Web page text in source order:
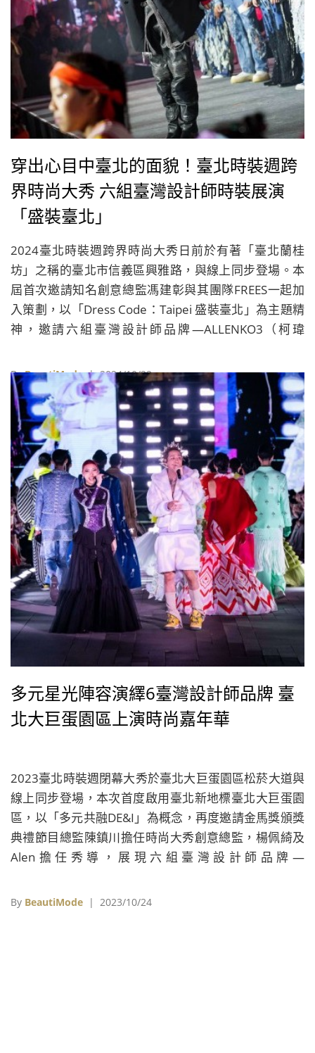
穿出心目中臺北的面貌！臺北時裝週跨
界時尚大秀 六組臺灣設計師時裝展演
「盛裝臺北」
2024臺北時裝週跨界時尚大秀日前於有著「臺北蘭桂
坊」之稱的臺北市信義區興雅路，與線上同步登場。本
屆首次邀請知名創意總監馮建彰與其團隊FREES一起加
入策劃，以「Dress Code：Taipei 盛裝臺北」為主題精
神，邀請六組臺灣設計師品牌—ALLENKO3（柯瑋
Claudia Wang（王子欣）、JUST IN XX（周裕穎）、
PCES（暢芷荺、李玉琪、Bruno Chung），透過時裝與
音樂的跨界，展現臺北的風格文化，包括許富凱、初孟
軒、LINION、程予希等人都上場走秀，演繹2025春夏
系列。
ByBeautiMode| 2024/10/22
多元星光陣容演繹6臺灣設計師品牌 臺
北大巨蛋園區上演時尚嘉年華
2023臺北時裝週閉幕大秀於臺北大巨蛋園區松菸大道與
線上同步登場，本次首度啟用臺北新地標臺北大巨蛋園
區，以「多元共融DE&I」為概念，再度邀請金馬獎頒獎
典禮節目總監陳鎮川擔任時尚大秀創意總監，楊佩綺及
Alen擔任秀導，展現六組臺灣設計師品牌—
TANGTSUNGCHIEN（唐宗謙）、JUST IN XX（周裕
By BeautiMode | 2023/10/24